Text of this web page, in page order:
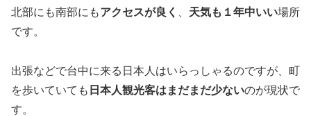
北部にも南部にもアクセスが良く 天気も１年中いい場所
です。
出張などで台中に来る日本人はいらっしゃるのですが、町
を歩いていても 日本人観光客はまだまだ少ないのが現状で
す。